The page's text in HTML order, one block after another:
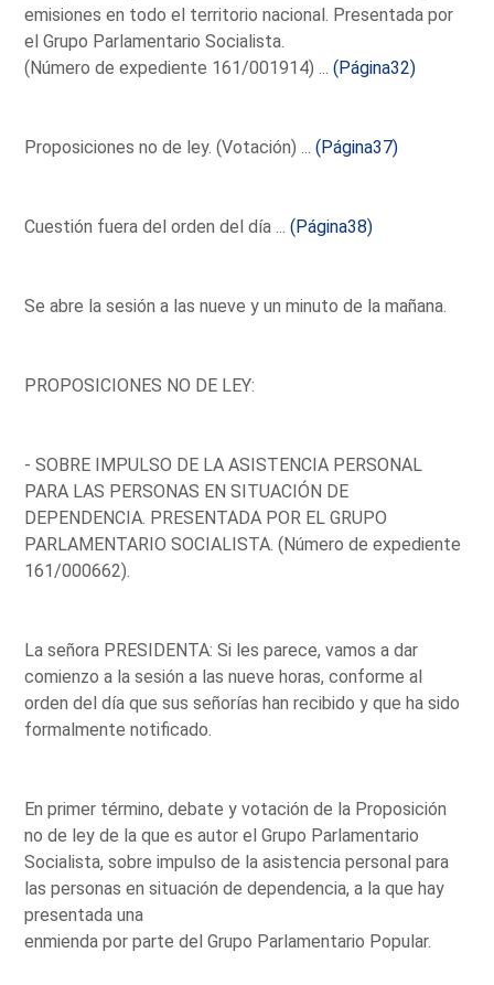
emisiones en todo el territorio nacional. Presentada por
el Grupo Parlamentario Socialista.
(Número de expediente 161/001914) ...(Página32)
Proposiciones no de ley. (Votación) ...(Página37)
Cuestión fuera del orden del día ...(Página38)
Se abre la sesión a las nueve y un minuto de la mañana.
PROPOSICIONES NO DE LEY:
- SOBRE IMPULSO DE LA ASISTENCIA PERSONAL
PARA LAS PERSONAS EN SITUACIÓN DE
DEPENDENCIA. PRESENTADA POR EL GRUPO
PARLAMENTARIO SOCIALISTA. (Número de expediente
161/000662).
La señora PRESIDENTA: Si les parece, vamos a dar
comienzo a la sesión a las nueve horas, conforme al
orden del día que sus señorías han recibido y que ha sido
formalmente notificado.
En primer término, debate y votación de la Proposición
no de ley de la que es autor el Grupo Parlamentario
Socialista, sobre impulso de la asistencia personal para
las personas en situación de dependencia, a la que hay
presentada una
enmienda por parte del Grupo Parlamentario Popular.